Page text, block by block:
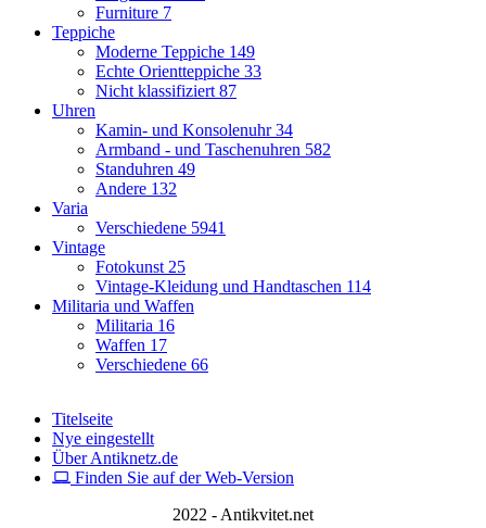
Furniture 7
Teppiche
Moderne Teppiche 149
Echte Orientteppiche 33
Nicht klassifiziert 87
Uhren
Kamin- und Konsolenuhr34
Armband - und Taschenuhren 582
Standuhren 49
Andere 132
Varia
Verschiedene 5941
Vintage
Fotokunst 25
Vintage-Kleidung und Handtaschen 114
Militaria und Waffen
Militaria 16
Waffen 17
Verschiedene 66
Titelseite
Nye eingestellt
Über Antiknetz.de
Finden Sie auf der Web-Version
2022 - Antikvitet.net